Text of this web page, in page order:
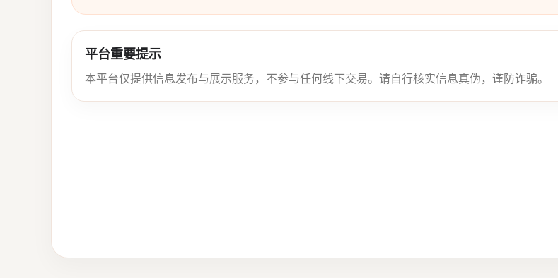
平台重要提示
本平台仅提供信息发布与展示服务，不参与任何线下交易。请自行核实信息真伪，谨防诈骗。